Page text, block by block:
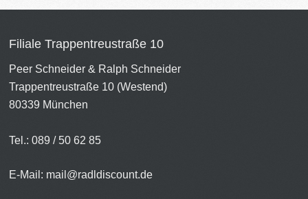
Filiale Trappentreustraße 10
Peer Schneider & Ralph Schneider
Trappentreustraße 10 (Westend)
80339 München
Tel.: 089 / 50 62 85
E-Mail: mail@radldiscount.de